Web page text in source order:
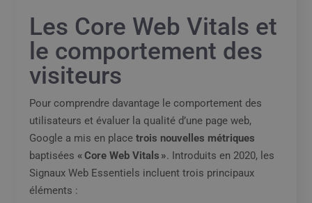
Les Core Web Vitals et
le comportement des
visiteurs
Pour comprendre davantage le comportement des
utilisateurs et évaluer la qualité d’une page web,
Google a mis en placetrois nouvelles métriques
baptisées « Core Web Vitals ». Introduits en 2020, les
Signaux Web Essentiels incluent trois principaux
éléments :